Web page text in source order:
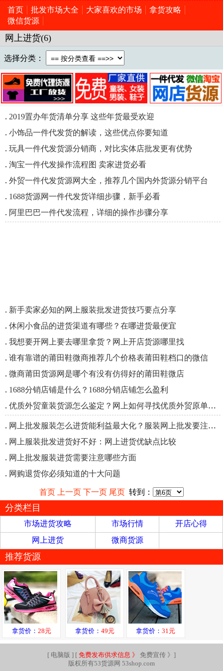
首页 批发市场大全 大家喜欢的市场
拿货攻略
微信货源
网上进货(6)
选择分类：
. 2019置办年货清单分享 这些年货最受欢迎
. 小饰品一件代发货的解读，这些优点你要知道
. 玩具一件代发货源分销商，对比实体店批发更有优势
. 淘宝一件代发操作流程图 卖家进货必看
. 外贸一件代发货源网大全，推荐几个国内外货源分销平台
. 1688货源网一件代发货详细步骤，新手必看
. 阿里巴巴一件代发流程，详细的操作步骤分享
. 新手卖家必知的网上服装批发进货技巧要点分享
. 休闲小食品的进货渠道有哪些？在哪进货最便宜
. 我想要开网上要去哪里拿货？网上开店货源哪里找
. 谁有靠谱的莆田鞋微商推荐几个价格表莆田鞋档口的微信
. 微商莆田货源网是哪个有没有仿得好的莆田鞋微店
. 1688分销店铺是什么？1688分销店铺怎么盈利
. 优质外贸童装货源怎么鉴定？网上如何寻找优质外贸原单童装货源
. 网上批发服装怎么进货能利益最大化？服装网上批发要注意哪些事项
. 网上服装批发进货好不好：网上进货优缺点比较
. 网上批发服装进货需要注意哪些方面
. 网购退货你必须知道的十大问题
首页 上一页 下一页 尾页 转到：
分类栏目
市场进货攻略 市场行情
开店心得
网上进货
微商货源
推荐货源
拿货价： 28元 拿货价： 49元 拿货价：31元
[ 电脑版 ] [ 免费发布供求信息 》 免费宣传 》 ]
版权所有53货源网 53shop.com